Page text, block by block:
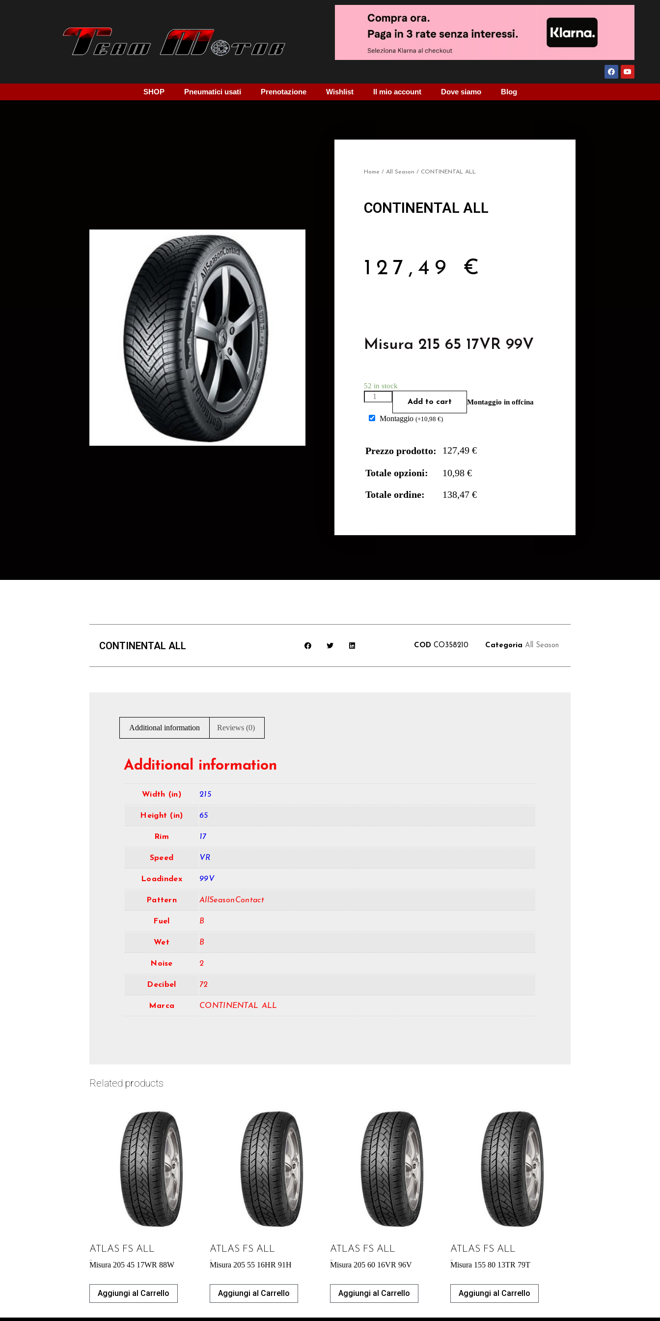
SHOP Pneumatici usati Prenotazione Wishlist Il mio account Dove siamo Blog
Home / All Season / CONTINENTAL ALL
CONTINENTAL ALL
127,49 €
Misura 215 65 17VR 99V
52 in stock
Add to cart Montaggio in offcina
Montaggio (+10,98 €)
Prezzo prodotto: 127,49 €
Totale opzioni:
10,98 €
Totale ordine:
138,47 €
CONTINENTAL ALL COD CO358210 Categoria All Season
Additional information Reviews (0)
Additional information
Width (in) 215
Height (in) 65
Rim 17
Speed VR
Loadindex 99V
Pattern AllSeasonContact
Fuel B
Wet B
Noise 2
Decibel 72
Marca CONTINENTAL ALL
Related products
ATLAS FS ALL
Misura 205 45 17WR 88W
Aggiungi al Carrello
ATLAS FS ALL
Misura 205 55 16HR 91H
Aggiungi al Carrello
ATLAS FS ALL
Misura 205 60 16VR 96V
Aggiungi al Carrello
ATLAS FS ALL
Misura 155 80 13TR 79T
Aggiungi al Carrello